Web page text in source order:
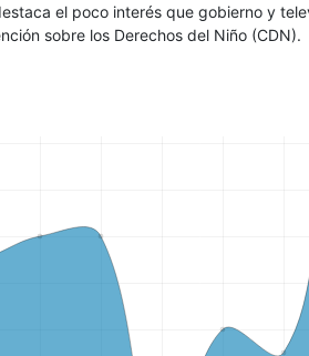
el poco interés que gobierno y
sobre los Derechos del Niño (CDN).